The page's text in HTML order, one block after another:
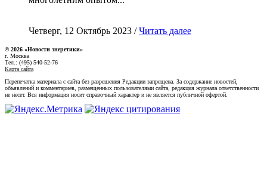
Четверг, 12 Октябрь 2023 /Читать далее
© 2026 «Новости энеретики»
г. Москва
Тел.: (495) 540-52-76
Карта сайта
Перепечатка материала с сайта без разрешения Редакции запрещена. За содержание новостей,
объявлений и комментариев, размещенных пользователями сайта, редакция журнала ответственности
не несет. Вся информация носит справочный характер и не является публичной офертой.